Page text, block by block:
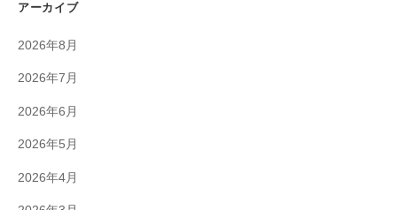
アーカイブ
2026年8月
2026年7月
2026年6月
2026年5月
2026年4月